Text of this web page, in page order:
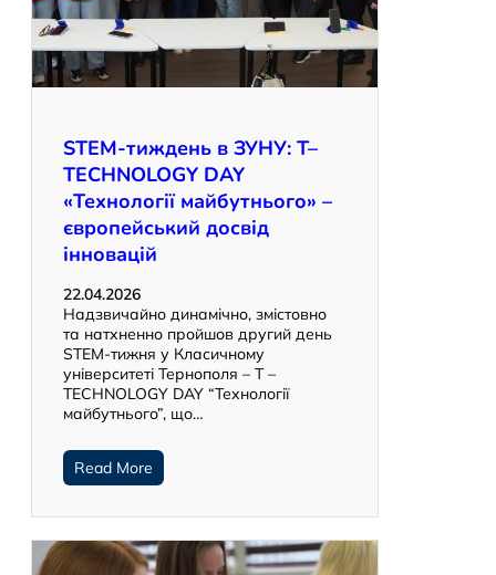
STEM-тиждень в ЗУНУ: T–
TECHNOLOGY DAY
«Технології майбутнього» –
європейський досвід
інновацій
22.04.2026
Надзвичайно динамічно, змістовно
та натхненно пройшов другий день
STEM-тижня у Класичному
університеті Тернополя – Т –
TECHNOLOGY DAY “Технології
майбутнього”, що…
Read More